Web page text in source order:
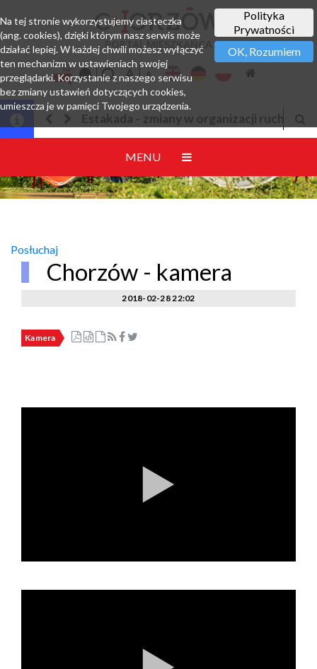
PORTAL MIESZKAŃCA
- zmiany w organizacji ruchuJesteśmy w EZD
MENU
Posłuchaj
Chorzów - kamera
2018-02-28 22:02
Kamera
Polityka
Prywatności
OK, Rozumiem
Na tej stronie wykorzystujemy ciasteczka
(ang. cookies), dzięki którym nasz serwis może
działać lepiej. W każdej chwili możesz wyłączyć
ten mechanizm w ustawieniach swojej
przeglądarki. Korzystanie z naszego serwisu
bez zmiany ustawień dotyczących cookies,
umieszcza je w pamięci Twojego urządzenia.